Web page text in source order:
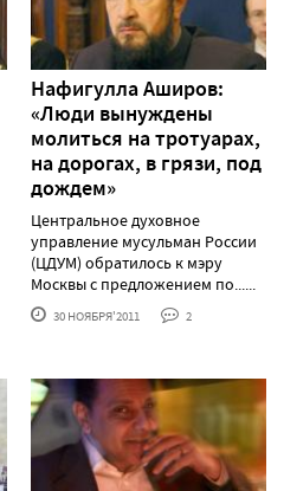
Нафигулла Аширов:
«Люди вынуждены
молиться на тротуарах,
на дорогах, в грязи, под
дождем»
Центральное духовное
управление мусульман России
(ЦДУМ) обратилось к мэру
Москвы с предложением по......
30 НОЯБРЯ'2011 2